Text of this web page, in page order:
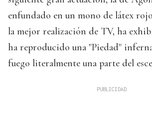
enfundado en un mono de látex
la mejor realización de TV, ha
ha reproducido una "Piedad"
fuego literalmente una parte del